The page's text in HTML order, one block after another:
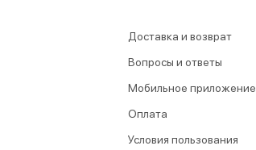
Доставка и возврат
Вопросы и ответы
Мобильное приложение
Оплата
Условия пользования